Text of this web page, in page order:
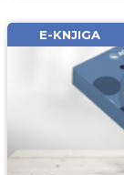
Email*
Komentar*
E-KNJIGA